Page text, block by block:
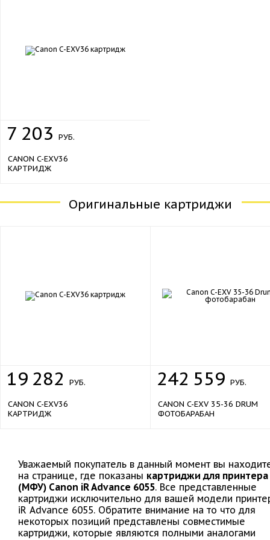
7 203 РУБ.
CANON C-EXV36
КАРТРИДЖ
Оригинальные картриджи
19 282 РУБ.
CANON C-EXV36
КАРТРИДЖ
242 559 РУБ.
CANON C-EXV 35-36 DRUM
ФОТОБАРАБАН
Уважаемый покупатель в данный момент вы
на странице, где показаны картриджи для принтера
(МФУ) Canon iR Advance 6055. Все представленные
картриджи исключительно для вашей модели
iR Advance 6055. Обратите внимание на то что для
некоторых позиций представлены совместимые
картриджи, которые являются полными аналогами